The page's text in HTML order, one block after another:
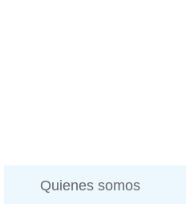
Quienes somos